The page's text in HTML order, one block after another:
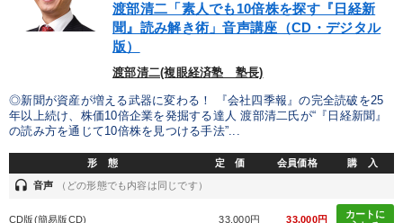
カテゴリー
仕事のスキルと人間力を高める知恵を身につける
2025年春季全国経営者セミナー収録講演ＣＤ・講演ＤＶＤ・デジ
タル版（音声／動画ストリーミング・ダウンロード）
「利上げ時代の最新・銀行対策」＋「不動産市況予測」＋「市場
予測と株式投資」最新刊
音声と動画で学ぶ
渡部清二「素人でも10倍株を探す『日経新
聞』読み解き術」音声講座（CD・デジタル
版）
渡部清二(複眼経済塾 塾長)
◎新聞が資産が増える武器に変わる！ 『会社四季報』の完全読破を25
年以上続け、株価10倍企業を発掘する達人 渡部清二氏が“『日経新聞』
の読み方を通じて10倍株を見つける手法”...
形 態 定 価 会員価格 購 入
headset 音声 （どの形態でも内容は同じです）
CD版(簡易版CD) 33,000円 33,000円
カートに